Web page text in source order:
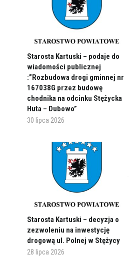
Starosta Kartuski – podaje do
wiadomości publicznej
:”Rozbudowa drogi gminnej nr
167038G przez budowę
chodnika na odcinku Stężycka
Huta – Dubowo”
30 lipca 2026
Starosta Kartuski – decyzja o
zezwoleniu na inwestycję
drogową ul. Polnej w Stężycy
28 lipca 2026